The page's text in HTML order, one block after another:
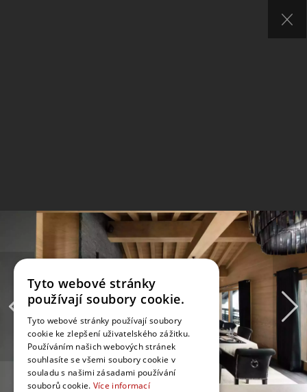
Tyto webové stránky
používají soubory cookie.
Tyto webové stránky používají soubory
cookie ke zlepšení uživatelského zážitku.
Používáním našich webových stránek
souhlasíte se všemi soubory cookie v
souladu s našimi zásadami používání
souborů cookie. Více informací